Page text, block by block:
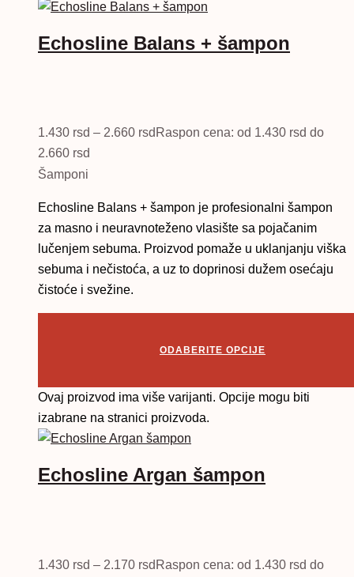
Echosline Balans + šampon
1.430 rsd – 2.660 rsd Raspon cena: od 1.430 rsd do
2.660 rsd
Šamponi
Echosline Balans + šampon je profesionalni šampon
za masno i neuravnoteženo vlasište sa pojačanim
lučenjem sebuma. Proizvod pomaže u uklanjanju viška
sebuma i nečistoća, a uz to doprinosi dužem osećaju
čistoće i svežine.
ODABERITE OPCIJE
Ovaj proizvod ima više varijanti. Opcije mogu biti
izabrane na stranici proizvoda.
Echosline Argan šampon
1.430 rsd – 2.170 rsd Raspon cena: od 1.430 rsd do